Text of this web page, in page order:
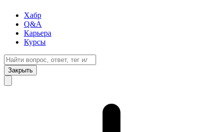
Хабр
Q&A
Карьера
Курсы
Закрыть